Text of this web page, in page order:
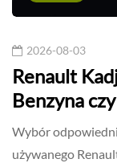
2026-08-03
Renault
Benzyna
Wybór
używanego